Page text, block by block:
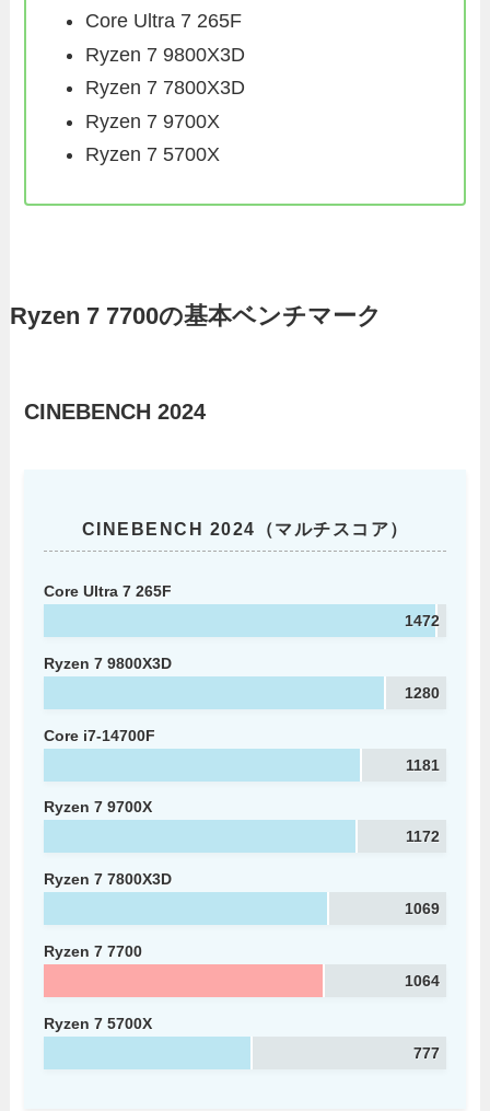
Core Ultra 7 265F
Ryzen 7 9800X3D
Ryzen 7 7800X3D
Ryzen 7 9700X
Ryzen 7 5700X
Ryzen 7 7700の基本ベンチマーク
CINEBENCH 2024
CINEBENCH 2024（マルチスコア）
Core Ultra 7 265F
1472
Ryzen 7 9800X3D
1280
Core i7-14700F
1181
Ryzen 7 9700X
1172
Ryzen 7 7800X3D
1069
Ryzen 7 7700
1064
Ryzen 7 5700X
777